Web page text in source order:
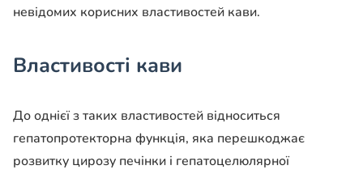
невідомих корисних властивостей кави.
Властивості кави
До однієї з таких властивостей відноситься
гепатопротекторна функція, яка перешкоджає
розвитку цирозу печінки і гепатоцелюлярної